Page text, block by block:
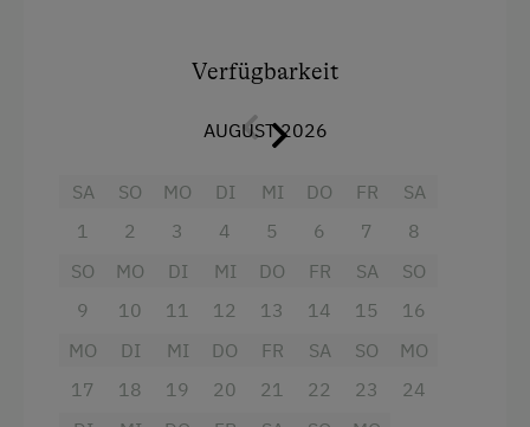
Doppelbett (Kingsize)
Verfügbarkeit
AUGUST 2026
SA
1
SO
2
MO
3
DI
4
MI
5
DO
6
FR
7
SA
8
SO
9
MO
10
DI
11
MI
12
DO
13
FR
14
SA
15
SO
16
MO
17
DI
18
MI
19
DO
20
FR
21
SA
22
SO
23
MO
24